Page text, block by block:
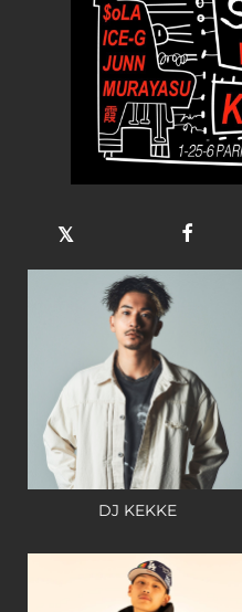
DJ KEKKE